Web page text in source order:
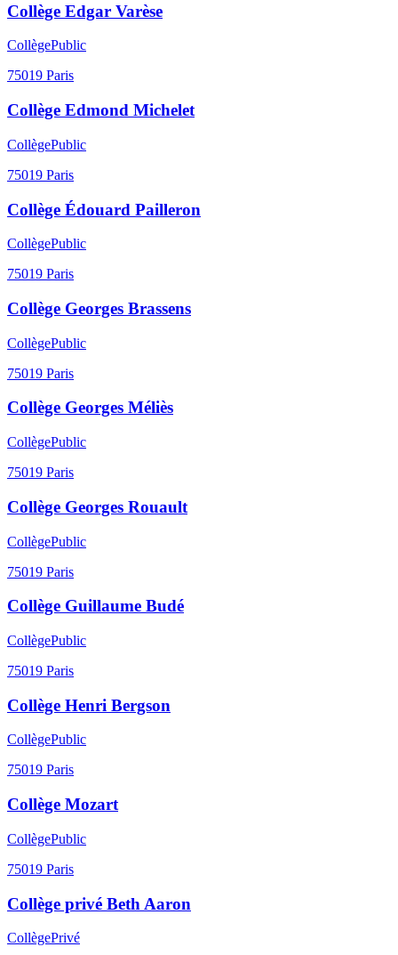
Collège Edgar Varèse
CollègePublic
75019 Paris
Collège Edmond Michelet
CollègePublic
75019 Paris
Collège Édouard Pailleron
CollègePublic
75019 Paris
Collège Georges Brassens
CollègePublic
75019 Paris
Collège Georges Méliès
CollègePublic
75019 Paris
Collège Georges Rouault
CollègePublic
75019 Paris
Collège Guillaume Budé
CollègePublic
75019 Paris
Collège Henri Bergson
CollègePublic
75019 Paris
Collège Mozart
CollègePublic
75019 Paris
Collège privé Beth Aaron
CollègePrivé